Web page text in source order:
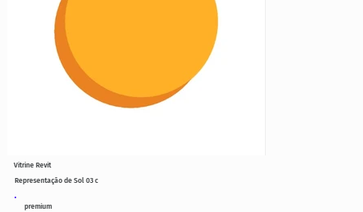
premium
Representação de Sol 03 c
Vitrine Revit